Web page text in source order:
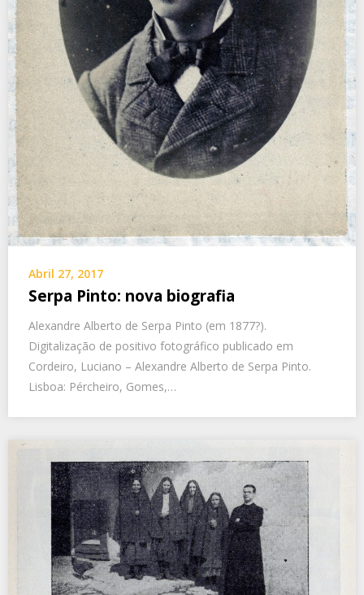
Abril 27, 2017
Serpa Pinto: nova biografia
Alexandre Alberto de Serpa Pinto (em 1877?).
Digitalização de positivo fotográfico publicado em
Cordeiro, Luciano – Alexandre Alberto de Serpa Pinto.
Lisboa: Pércheiro, Gomes,…